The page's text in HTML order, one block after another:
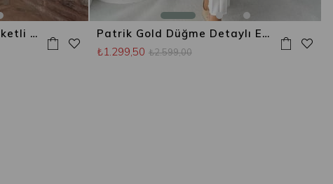
Easy Gömlek Detaylı Ceketli Etek Takım Lacivert
Patrik Gold Düğme Detaylı Etekli Takım Beyaz
₺1.299,50 ₺2.599,00